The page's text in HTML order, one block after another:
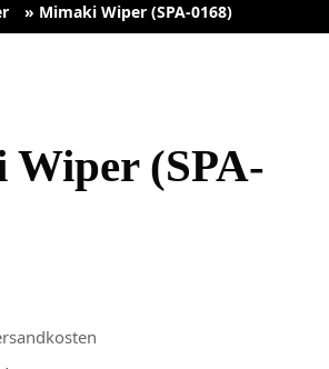
» Mimaki Wiper (SPA-0168)
(SPA-